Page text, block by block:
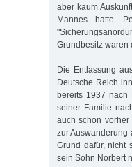
aber kaum
Mannes hatte.
Grundbesitz waren
Die Entlassung
Deutsche Reich
bereits 1937 nach
seiner Familie
auch schon vorher
zur Auswanderung
Grund dafür, nicht
sein Sohn Norbert